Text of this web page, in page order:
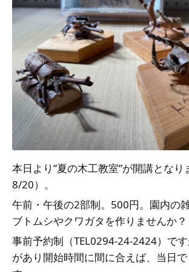
本日より”夏の木工教室”が開講となり
8/20）。
午前・午後の2部制。500円。園内の
ブトムシやクワガタを作りませんか？
事前予約制（TEL0294-24-2424）で
があり開始時間に間に合えば、当日